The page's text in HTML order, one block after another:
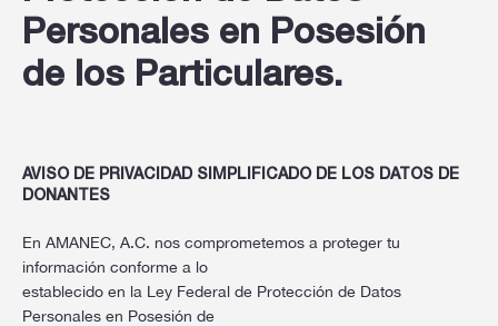
Personales en Posesión
de los Particulares.
AVISO DE PRIVACIDAD SIMPLIFICADO DE LOS DATOS DE
DONANTES
En AMANEC, A.C. nos comprometemos a proteger tu
información conforme a lo
establecido en la Ley Federal de Protección de Datos
Personales en Posesión de